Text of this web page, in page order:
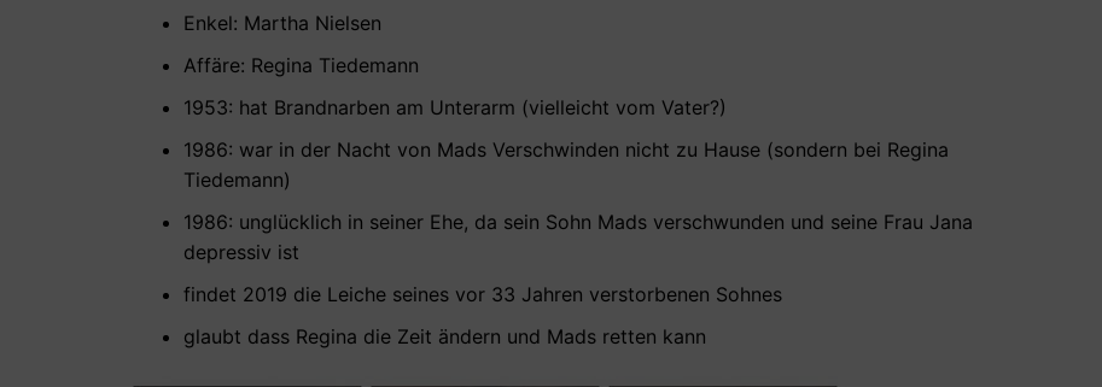
Enkel: Martha Nielsen
Affäre: Regina Tiedemann
1953: hat Brandnarben am Unterarm (vielleicht vom Vater?)
1986: war in der Nacht von Mads Verschwinden nicht zu Hause (sondern bei Regina
Tiedemann)
1986: unglücklich in seiner Ehe, da sein Sohn Mads verschwunden und seine Frau Jana
depressiv ist
findet 2019 die Leiche seines vor 33 Jahren verstorbenen Sohnes
glaubt dass Regina die Zeit ändern und Mads retten kann